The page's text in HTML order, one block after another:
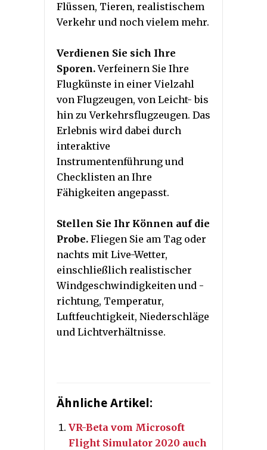
Flüssen, Tieren, realistischem
Verkehr und noch vielem mehr.
Verdienen Sie sich Ihre
Sporen.Verfeinern Sie Ihre
Flugkünste in einer Vielzahl
von Flugzeugen, von Leicht- bis
hin zu Verkehrsflugzeugen. Das
Erlebnis wird dabei durch
interaktive
Instrumentenführung und
Checklisten an Ihre
Fähigkeiten angepasst.
Stellen Sie Ihr Können auf die
Probe. Fliegen Sie am Tag oder
nachts mit Live-Wetter,
einschließlich realistischer
Windgeschwindigkeiten und -
richtung, Temperatur,
Luftfeuchtigkeit, Niederschläge
und Lichtverhältnisse.
Ähnliche Artikel:
VR-Beta vom Microsoft
Flight Simulator 2020 auch